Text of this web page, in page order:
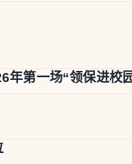
年第一场“领保进校